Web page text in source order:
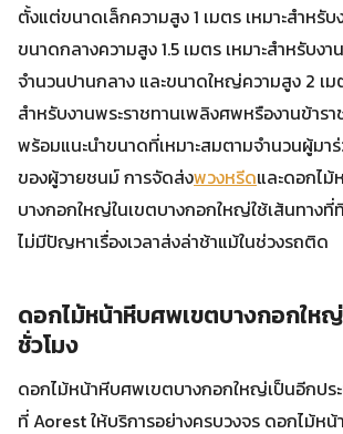
ตั้งแต่ขนาดเล็กความสูง 1 เมตร เหมาะสำหรั
ขนาดกลางความสูง 1.5 เมตร เหมาะสำหรับง
จำนวนปานกลาง และขนาดใหญ่ความสูง 2 เม
สำหรับงานพระราชทานเพลิงศพหรืองานข้าร
พร้อมแนะนำขนาดที่เหมาะสมตามจำนวนผู้มา
ของผู้วายชนม์ การจัดส่งพวงหรีดและดอกไม้
บางกอกใหญ่ในเขตบางกอกใหญ่ใช้เส้นทาง
ไม่มีปัญหาเรื่องเวลาส่งล่าช้าแม้ในช่วงรถติด
ดอกไม้หน้าหีบศพเขตบางกอกให
ชั่วโมง
ดอกไม้หน้าหีบศพเขตบางกอกใหญ่เป็นอีกปร
ที่ Aorest ให้บริการอย่างครบวงจร ดอกไม้ห